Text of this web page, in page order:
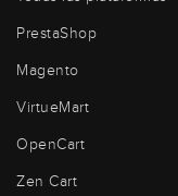
PrestaShop
Magento
VirtueMart
OpenCart
Zen Cart